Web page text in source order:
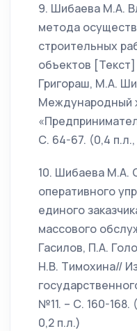
9. Шибаева М.А.
метода
строительных
объектов
Григораш, М.А.
Международный
С. 64-67. (0,4 п.л.,
10. Шибаева М.А.
оперативного
единого
массового
Гасилов, П.А.
Н.В. Тимохина//
№11. – С. 160-168.
0,2 п.л.)